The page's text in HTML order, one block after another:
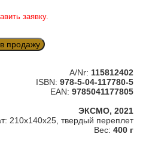
заявку.
продажу
A/Nr: 115812402
ISBN: 978-5-04-117780-5
EAN: 9785041177805
ЭКСМО, 2021
210x140x25, твердый переплет
Вес: 400 г